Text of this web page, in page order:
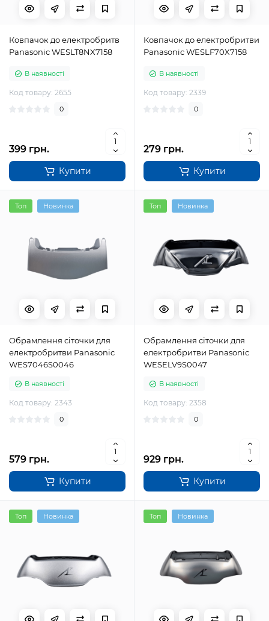
Ковпачок до електробритв
Panasonic WESLT8NX7158
В наявності
Код товару: 2655
0
399 грн.
Купити
Ковпачок до електробритви
Panasonic WESLF70X7158
В наявності
Код товару: 2339
0
279 грн.
Купити
Топ Новинка
Обрамлення сіточки для
електробритви Panasonic
WES7046S0046
В наявності
Код товару: 2343
0
579 грн.
Купити
Топ Новинка
Обрамлення сіточки для
електробритви Panasonic
WESELV9S0047
В наявності
Код товару: 2358
0
929 грн.
Купити
Топ Новинка Топ Новинка